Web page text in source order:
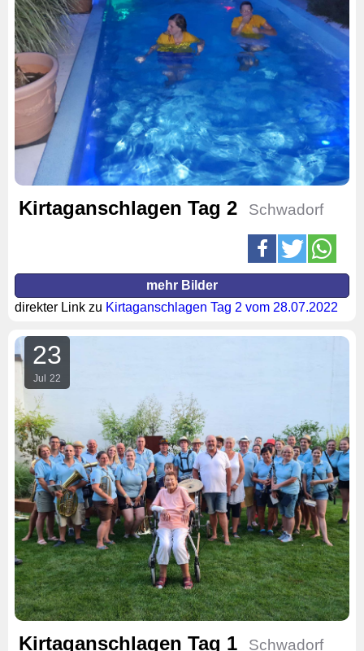
Kirtaganschlagen Tag 2 Schwadorf
mehr Bilder
direkter Link zu Kirtaganschlagen Tag 2 vom 28.07.2022
23
Jul 22
Kirtaganschlagen Tag 1 Schwadorf